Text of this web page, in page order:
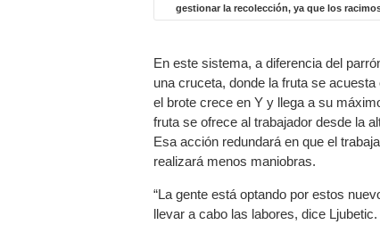
gestionar la recolección, ya que los
En este sistema, a diferencia del
una cruceta, donde la fruta se
el brote crece en Y y llega a su
fruta se ofrece al trabajador desde la
Esa acción redundará en que el
realizará menos maniobras.
“La gente está optando por estos
llevar a cabo las labores, dice Ljubetic.